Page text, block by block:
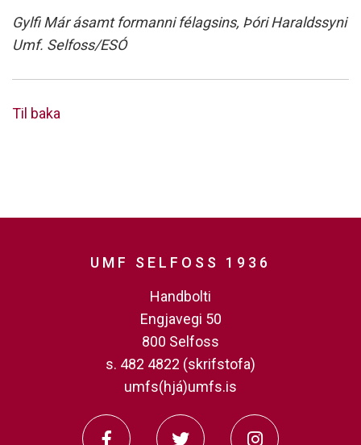
Gylfi Már ásamt formanni félagsins, Þóri Haraldssyni
Umf. Selfoss/ESÓ
Til baka
UMF SELFOSS 1936
Handbolti
Engjavegi 50
800 Selfoss
s. 482 4822 (skrifstofa)
umfs(hjá)umfs.is